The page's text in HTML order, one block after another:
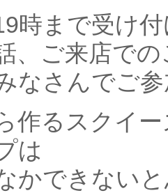
時まで受け
、ご来店で
なさんでご
作るスクイ
は
かできない